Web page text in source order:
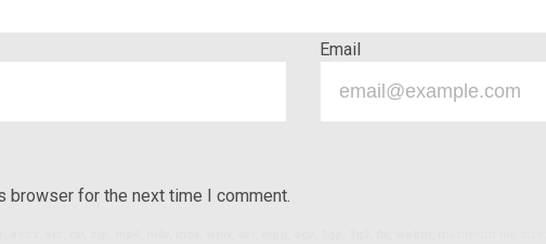
Email
browser for the next time I comment.